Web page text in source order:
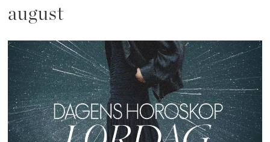
august